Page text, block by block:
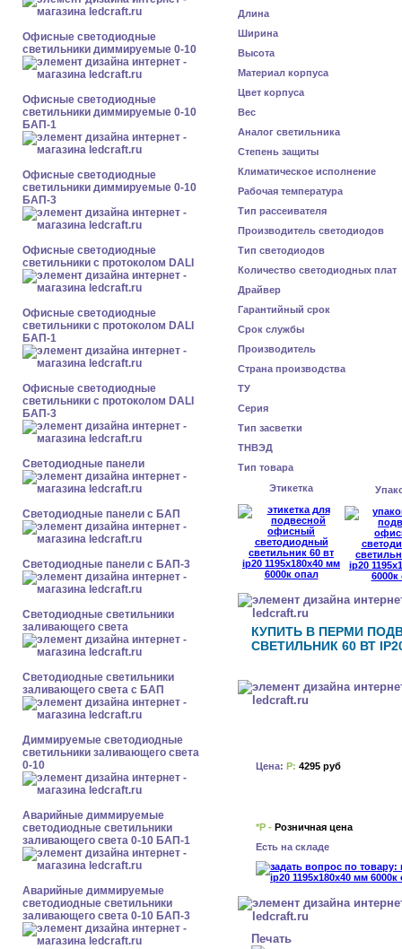
Офисные светодиодные
светильники диммируемые 0-10
Офисные светодиодные
светильники диммируемые 0-10
БАП-1
Офисные светодиодные
светильники диммируемые 0-10
БАП-3
Офисные светодиодные
светильники с протоколом DALI
Офисные светодиодные
светильники с протоколом DALI
БАП-1
Офисные светодиодные
светильники с протоколом DALI
БАП-3
Cветодиодные панели
Cветодиодные панели с БАП
Cветодиодные панели с БАП-3
Светодиодные светильники
заливающего света
Светодиодные светильники
заливающего света с БАП
Диммируемые светодиодные
светильники заливающего света
0-10
Аварийные диммируемые
светодиодные светильники
заливающего света 0-10 БАП-1
Аварийные диммируемые
светодиодные светильники
заливающего света 0-10 БАП-3
Длина
Ширина
Высота
Материал корпуса
Цвет корпуса
Вес
Аналог светильника
Степень защиты
Климатическое исполнение
Рабочая температура
Тип рассеивателя
Производитель светодиодов
Тип светодиодов
Количество светодиодных плат
Драйвер
Гарантийный срок
Срок службы
Производитель
Страна производства
ТУ
Серия
Тип засветки
ТНВЭД
Тип товара
Этикетка
КУПИТЬ В ПЕРМИ
СВЕТИЛЬНИК 60 ВТ
Цена: Р: 4295 руб
*Р - Розничная цена
Есть на складе
Печать